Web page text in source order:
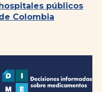
públicos
Colombia